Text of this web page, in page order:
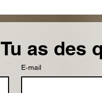
Tu as des
E‑mail